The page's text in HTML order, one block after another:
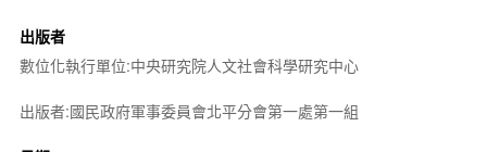
出版者
數位化執行單位:中央研究院人文社會科學研究中心
出版者:國民政府軍事委員會北平分會第一處第一組